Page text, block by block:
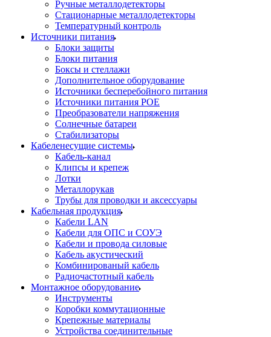
Ручные металлодетекторы
Стационарные металлодетекторы
Температурный контроль
Источники питания
Блоки защиты
Блоки питания
Боксы и стеллажи
Дополнительное оборудование
Источники бесперебойного питания
Источники питания POE
Преобразователи напряжения
Солнечные батареи
Стабилизаторы
Кабеленесущие системы
Кабель-канал
Клипсы и крепеж
Лотки
Металлорукав
Трубы для проводки и аксессуары
Кабельная продукция
Кабели LAN
Кабели для ОПС и СОУЭ
Кабели и провода силовые
Кабель акустический
Комбинированый кабель
Радиочастотный кабель
Монтажное оборудование
Инструменты
Коробки коммутационные
Крепежные материалы
Устройства соединительные